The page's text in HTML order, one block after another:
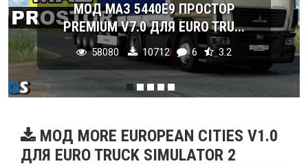
МОД МАЗ 5440E9 ПРОСТОР
PREMIUM V7.0 ДЛЯ EURO TRU...
58080 10712 6 3.2
МОД MORE EUROPEAN CITIES V1.0
ДЛЯ EURO TRUCK SIMULATOR 2